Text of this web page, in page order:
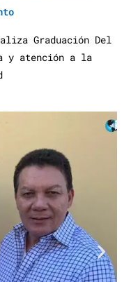
Graduación Del
y atención a la